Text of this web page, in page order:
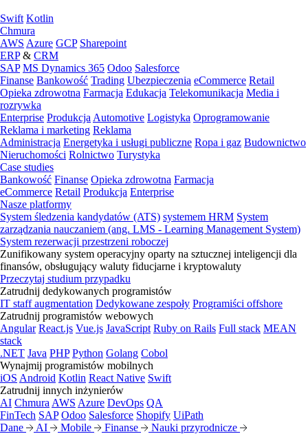
Swift Kotlin
Chmura
AWS Azure GCP Sharepoint
ERP& CRM
SAP MS Dynamics 365 Odoo Salesforce
Finanse Bankowość Trading Ubezpieczenia eCommerce Retail
Opieka zdrowotna Farmacja Edukacja Telekomunikacja Media i
rozrywka
Enterprise Produkcja Automotive Logistyka Oprogramowanie
Reklama i marketing Reklama
Administracja Energetyka i usługi publiczne Ropa i gaz Budownictwo
Nieruchomości Rolnictwo Turystyka
Case studies
Bankowość Finanse Opieka zdrowotna Farmacja
eCommerce Retail Produkcja Enterprise
Nasze platformy
System śledzenia kandydatów (ATS) systemem HRM System
zarządzania nauczaniem (ang. LMS - Learning Management System)
System rezerwacji przestrzeni roboczej
Zunifikowany system operacyjny oparty na sztucznej inteligencji dla
finansów, obsługujący waluty fiducjarne i kryptowaluty
Przeczytaj studium przypadku
Zatrudnij dedykowanych programistów
IT staff augmentation Dedykowane zespoły Programiści offshore
Zatrudnij programistów webowych
Angular React.js Vue.js JavaScript Ruby on Rails Full stack MEAN
stack
.NET Java PHP Python Golang Cobol
Wynajmij programistów mobilnych
iOS Android Kotlin React Native Swift
Zatrudnij innych inżynierów
AI Chmura AWS Azure DevOps QA
FinTech SAP Odoo Salesforce Shopify UiPath
Dane
AI Mobile Finanse Nauki przyrodnicze